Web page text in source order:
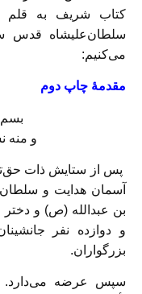
کتاب شریف به قلم
سلطان‌علیشاه قدس
می‌کنیم:
مقدمهٔ چاپ دوم
بسم
و منه
پس از ستایش ذات
آسمان هدایت و
بن عبدالله (ص) و دختر
و دوازده نفر
بزرگواران.
سپس عرضه می‌دارد.